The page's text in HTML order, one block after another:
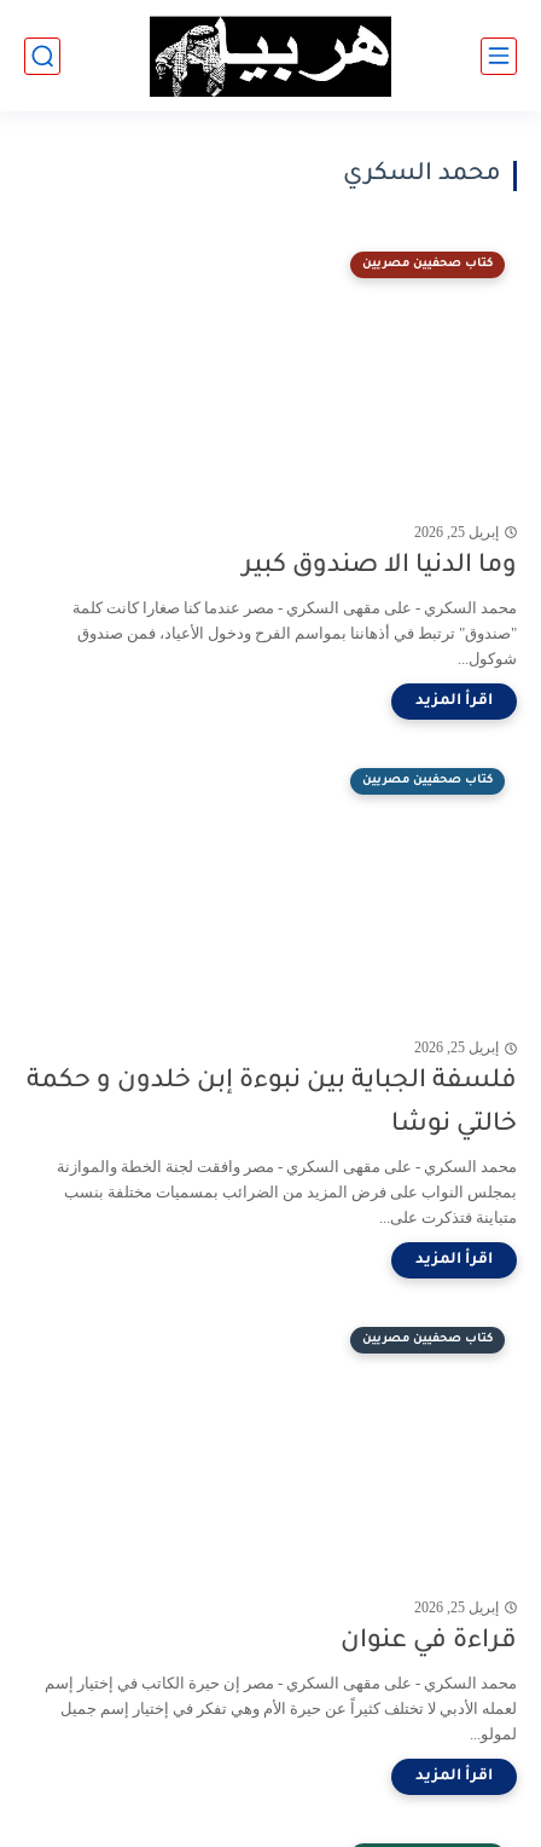
محمد السكري
كتاب صحفيين مصريين
إبريل 25, 2026
وما الدنيا الا صندوق كبير
محمد السكري - على مقهى السكري - مصر عندما كنا صغارا كانت كلمة
"صندوق" ترتبط في أذهاننا بمواسم الفرح ودخول الأعياد، فمن صندوق
شوكول...
كتاب صحفيين مصريين
إبريل 25, 2026
فلسفة الجباية بين نبوءة إبن خلدون و حكمة
خالتي نوشا
محمد السكري - على مقهى السكري - مصر وافقت لجنة الخطة والموازنة
بمجلس النواب على فرض المزيد من الضرائب بمسميات مختلفة بنسب
متباينة فتذكرت على...
كتاب صحفيين مصريين
إبريل 25, 2026
قراءة في عنوان
محمد السكري - على مقهى السكري - مصر إن حيرة الكاتب في إختيار إسم
لعمله الأدبي لا تختلف كثيراً عن حيرة الأم وهي تفكر في إختيار إسم جميل
لمولو...